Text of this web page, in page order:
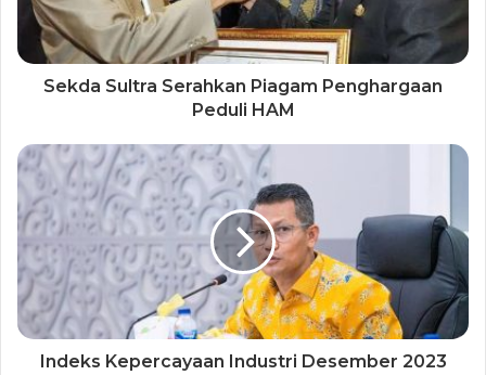
Sekda Sultra Serahkan Piagam Penghargaan
Peduli HAM
Indeks Kepercayaan Industri Desember 2023